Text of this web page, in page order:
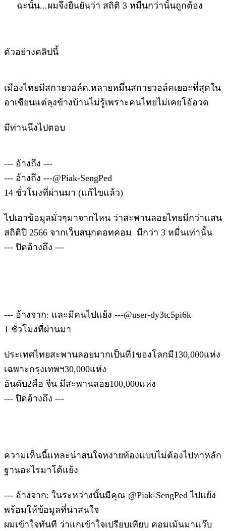
ฉะนั้น...ผมจึงยืนยันว่า สถิติ 3 หมื่นกว่านั้นถูกต้อง
ตัวอย่างคลิปนี้
เมืองไทยมีสกายวอล์ค.หลายหมึ่นสกายวอล์คเยอะที่สุดใน
อาเซียนแต่ลุงข้างบ้านไม่รู้เพราะคนไทยไม่เคยโอ้อวด
มีท่านนึงไปตอบ
--- อ้างถึง ---
--- อ้างถึง ---@Piak-SengPed
14 ชั่วโมงที่ผ่านมา (แก้ไขแล้ว)
ไปเอาข้อมูลมั่วๆมาจากไหน ว่าสะพานลอยไทยมีกว่าแสน
สถิติปี 2566 จากเว็บสนุกดอทคอม มีกว่า 3 หมื่นเท่านั้น
--- ปิดอ้างถึง ---
--- อ้างจาก: และมีคนไปแย้ง ---@user-dy3tc5pi6k
1 ชั่วโมงที่ผ่านมา
ประเทศไทยสะพานลอยมากเป็นที่1ของโลกมี130,000แห่ง
เฉพาะกรุงเทพฯ30,000แห่ง
อันดับ2คือ จีน มีสะพานลอย100,000แห่ง
--- ปิดอ้างถึง ---
ความเห็นนี้แหละน่าสนใจหงายท้องแบบไม่ต้องไปหาหลัก
ฐานอะไรมาโต้แย้ง
--- อ้างจาก: ในระหว่างนั้นมีคุณ @Piak-SengPed ไปแย้ง
พร้อมให้ข้อมูลที่น่าสนใจ
ผมเข้าใจทันที ว่าแกเข้าใจเปรียบเทียบ คอมเม้นมาแว๊บ